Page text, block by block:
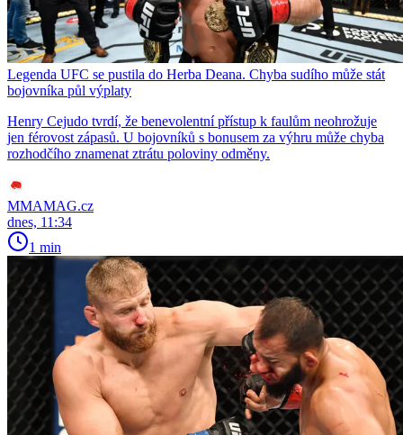
Legenda UFC se pustila do Herba Deana. Chyba sudího může stát
bojovníka půl výplaty
Henry Cejudo tvrdí, že benevolentní přístup k faulům neohrožuje
jen férovost zápasů. U bojovníků s bonusem za výhru může chyba
rozhodčího znamenat ztrátu poloviny odměny.
MMAMAG.cz
dnes, 11:34
1 min